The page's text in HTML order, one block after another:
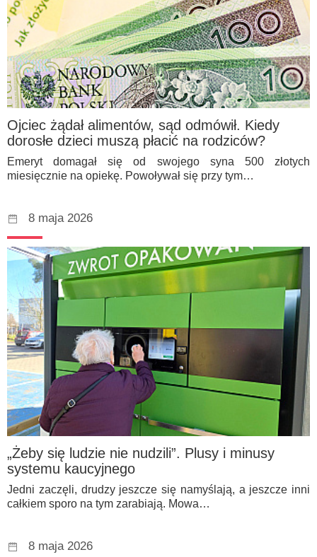
Ojciec żądał alimentów, sąd odmówił. Kiedy
dorosłe dzieci muszą płacić na rodziców?
Emeryt domagał się od swojego syna 500 złotych
miesięcznie na opiekę. Powoływał się przy tym…
8 maja 2026
„Żeby się ludzie nie nudzili”. Plusy i minusy
systemu kaucyjnego
Jedni zaczęli, drudzy jeszcze się namyślają, a jeszcze inni
całkiem sporo na tym zarabiają. Mowa…
8 maja 2026